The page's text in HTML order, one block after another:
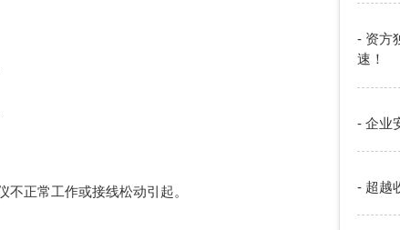
正常工作或接线松动引起。
- 资方
速！
- 企业
- 超越